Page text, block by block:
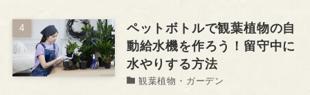
ペットボトルで観葉植物の自
動給水機を作ろう！留守中に
水やりする方法
観葉植物・ガーデン